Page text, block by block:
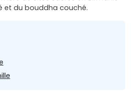
et du bouddha couché.